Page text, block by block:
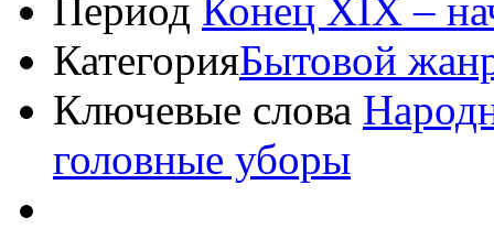
Период Конец XIX –
КатегорияБытовой
Ключевые слова
головные уборы